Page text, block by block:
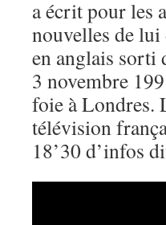
a écrit pour les
nouvelles de
en anglais sorti
3 novembre
foie à Londres.
télévision
18’30 d’infos